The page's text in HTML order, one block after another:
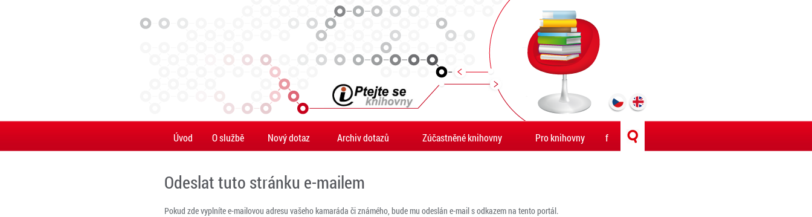
Úvod O službě Nový dotaz Archiv dotazů Zúčastněné knihovny Pro knihovny f
Odeslat tuto stránku e-mailem
Pokud zde vyplníte e-mailovou adresu vašeho kamaráda či známého, bude mu odeslán e-mail s odkazem na tento portál.